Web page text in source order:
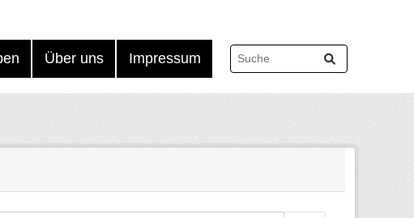
Über uns Impressum